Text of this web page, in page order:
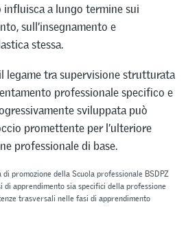
a lungo termine sui
sull’insegnamento e
stessa.
legame tra supervisione strutturata
professionale specifico e
sviluppata può
promettente per l’ulteriore
professionale di base.
promozione della Scuola professionale BSDPZ
di apprendimento sia specifici della professione
trasversali nelle fasi di apprendimento